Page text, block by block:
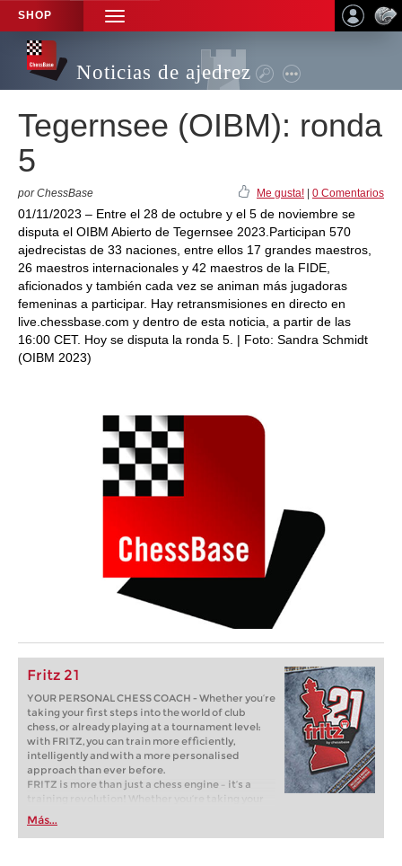
SHOP
TOGGLE
NAVIGATION
Noticias de ajedrez
Tegernsee (OIBM): ronda
5
por ChessBase Me gusta! 0 Comentarios
01/11/2023 – Entre el 28 de octubre y el 5 de noviembre se
disputa el OIBM Abierto de Tegernsee 2023.Participan 570
ajedrecistas de 33 naciones, entre ellos 17 grandes maestros,
26 maestros internacionales y 42 maestros de la FIDE,
aficionados y también cada vez se animan más jugadoras
femeninas a participar. Hay retransmisiones en directo en
live.chessbase.com y dentro de esta noticia, a partir de las
16:00 CET. Hoy se disputa la ronda 5. | Foto: Sandra Schmidt
(OIBM 2023)
Fritz 21
YOUR PERSONAL CHESS COACH - Whether you’re
taking your first steps into the world of club
chess, or already playing at a tournament level:
with FRITZ, you can train more efficiently,
intelligently and with a more personalised
approach than ever before.
FRITZ is more than just a chess engine – it’s a
training revolution! Whether you’re taking your
first steps into the world of club chess, or already
playing at a tournament level: with FRITZ, you can
train more efficiently, intelligently and with a
Más...